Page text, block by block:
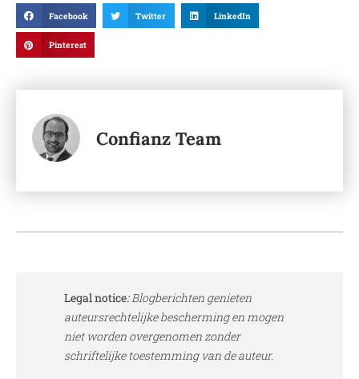
Facebook Twitter LinkedIn
Pinterest
Confianz Team
Legal notice:Blogberichten genieten
auteursrechtelijke bescherming en mogen
niet worden overgenomen zonder
schriftelijke toestemming van de auteur.